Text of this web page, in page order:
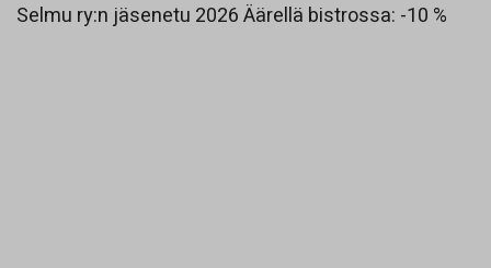
Selmu ry:n jäsenetu 2026 Äärellä bistrossa: -10 %